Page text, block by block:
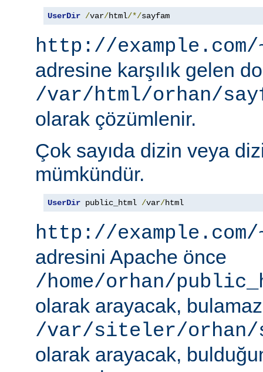
UserDir /var/html/*/sayfam
http://example.com/
adresine karşılık gelen
/var/html/orhan/
olarak çözümlenir.
Çok sayıda dizin veya
mümkündür.
UserDir public_html /var/html
http://example.com/
adresini Apache önce
/home/orhan/
olarak arayacak,
/var/siteler/orhan/
olarak arayacak,